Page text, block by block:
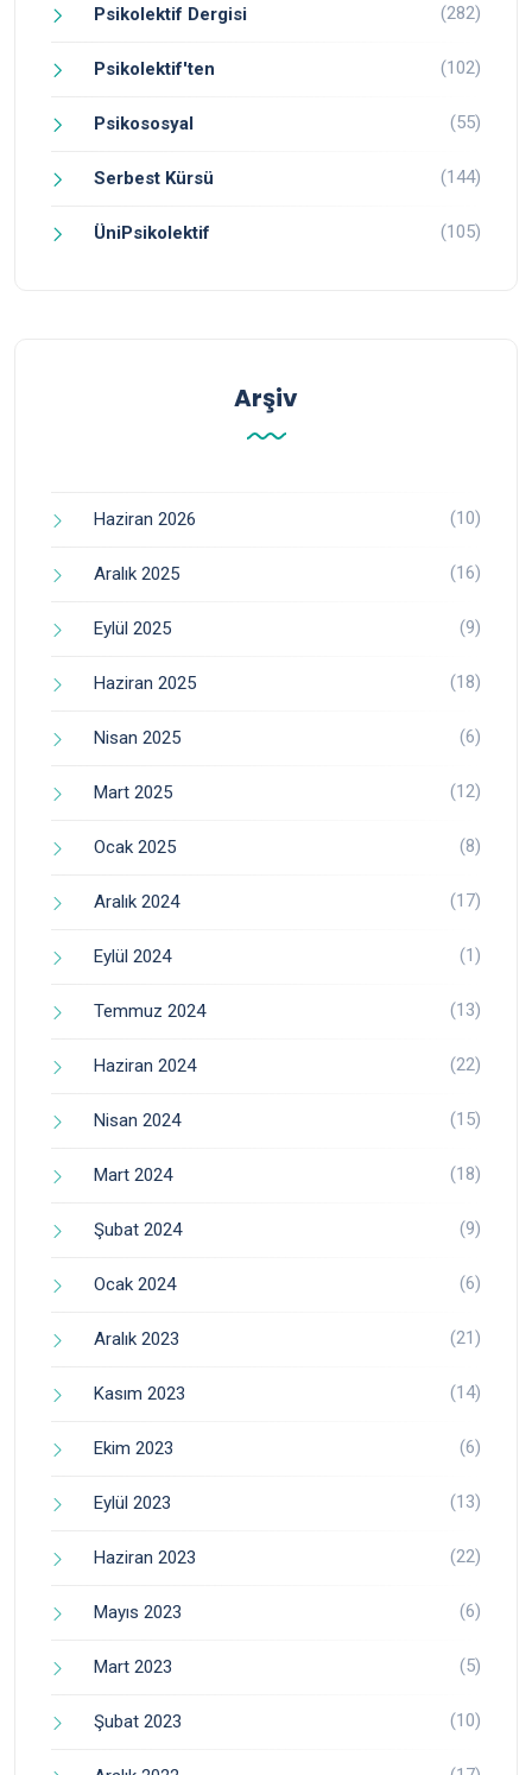
Psikolektif Dergisi (282)
Psikolektif'ten (102)
Psikososyal (55)
Serbest Kürsü (144)
ÜniPsikolektif (105)
Arşiv
Haziran 2026 (10)
Aralık 2025 (16)
Eylül 2025 (9)
Haziran 2025 (18)
Nisan 2025 (6)
Mart 2025 (12)
Ocak 2025 (8)
Aralık 2024 (17)
Eylül 2024 (1)
Temmuz 2024 (13)
Haziran 2024 (22)
Nisan 2024 (15)
Mart 2024 (18)
Şubat 2024 (9)
Ocak 2024 (6)
Aralık 2023 (21)
Kasım 2023 (14)
Ekim 2023 (6)
Eylül 2023 (13)
Haziran 2023 (22)
Mayıs 2023 (6)
Mart 2023 (5)
Şubat 2023 (10)